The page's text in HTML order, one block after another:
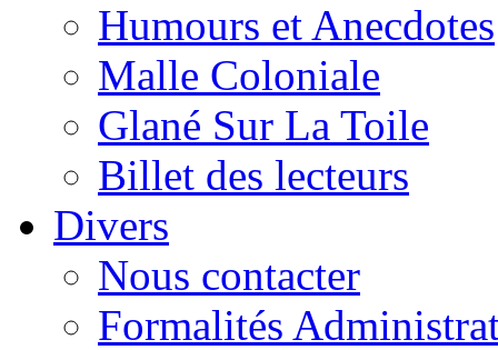
Humours et Anecdotes
Malle Coloniale
Glané Sur La Toile
Billet des lecteurs
Divers
Nous contacter
Formalités